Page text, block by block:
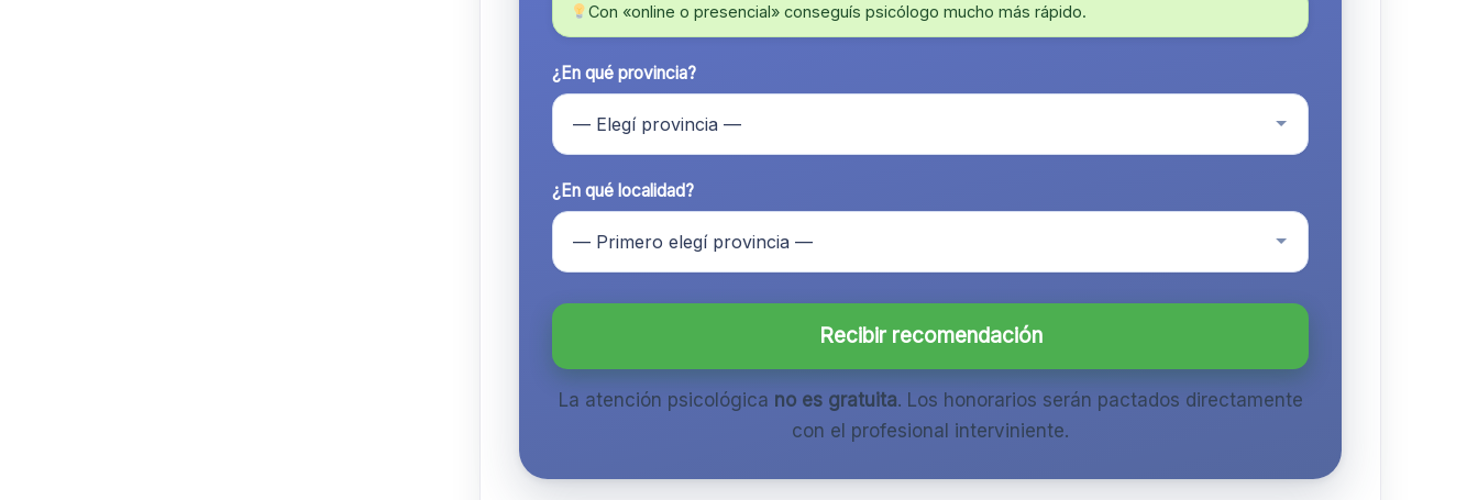
Con «online o presencial» conseguís psicólogo mucho más rápido.
¿En qué provincia?
¿En qué localidad?
Recibir recomendación
La atención psicológica no es gratuita. Los honorarios serán pactados directamente
con el profesional interviniente.